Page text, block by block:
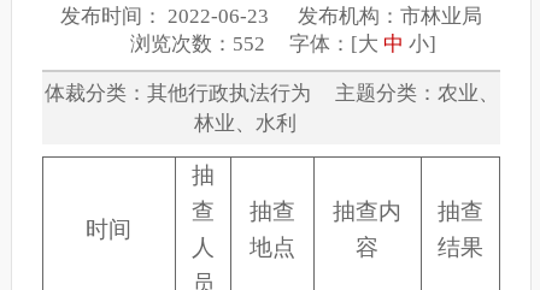
发布时间： 2022-06-23 发布机构：市林业局
浏览次数：552 字体：[大 中 小]
体裁分类：其他行政执法行为 主题分类：农业、
林业、水利
时间
抽
查
人
员
抽查
地点
抽查内
容
抽查
结果